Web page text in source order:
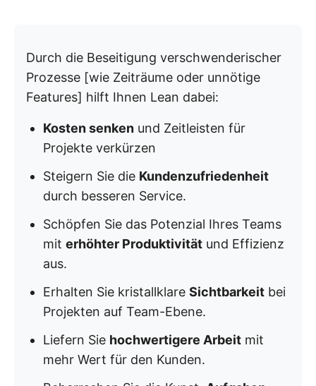
Durch die Beseitigung verschwenderischer
Prozesse [wie Zeiträume oder unnötige
Features] hilft Ihnen Lean dabei:
Kosten senken und Zeitleisten für
Projekte verkürzen
Steigern Sie die Kundenzufriedenheit
durch besseren Service.
Schöpfen Sie das Potenzial Ihres Teams
mit erhöhter Produktivität und Effizienz
aus.
Erhalten Sie kristallklare Sichtbarkeit bei
Projekten auf Team-Ebene.
Liefern Sie hochwertigere Arbeit mit
mehr Wert für den Kunden.